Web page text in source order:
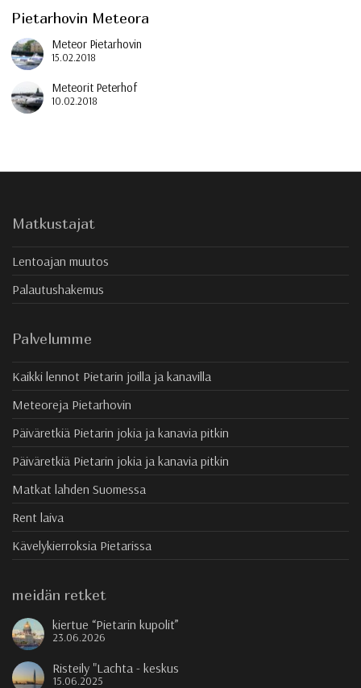
Pietarhovin Meteora
Meteor Pietarhovin
15.02.2018
Meteorit Peterhof
10.02.2018
Matkustajat
Lentoajan muutos
Palautushakemus
Palvelumme
Kaikki lennot Pietarin joilla ja kanavilla
Meteoreja Pietarhovin
Päiväretkiä Pietarin jokia ja kanavia pitkin
Päiväretkiä Pietarin jokia ja kanavia pitkin
Matkat lahden Suomessa
Rent laiva
Kävelykierroksia Pietarissa
meidän retket
kiertue “Pietarin kupolit”
23.06.2026
Risteily "Lachta - keskus
15.06.2025